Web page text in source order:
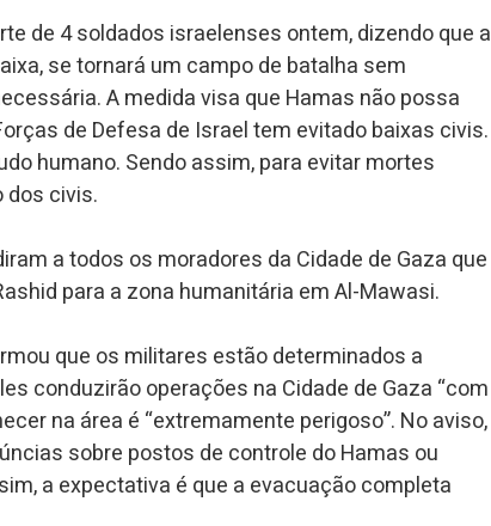
de 4 soldados israelenses ontem, dizendo que a
se tornará um campo de batalha sem
A medida visa que Hamas não possa
de Defesa de Israel tem evitado baixas civis.
humano. Sendo assim, para evitar mortes
dos civis.
a todos os moradores da Cidade de Gaza que
para a zona humanitária em Al-Mawasi.
que os militares estão determinados a
conduzirão operações na Cidade de Gaza “com
na área é “extremamente perigoso”. No aviso,
sobre postos de controle do Hamas ou
a expectativa é que a evacuação completa